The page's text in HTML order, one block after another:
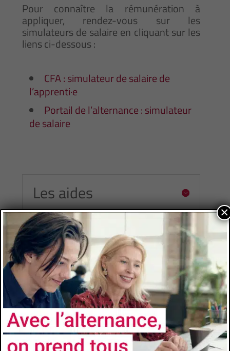
Pour connaître la rémunération à
appliquer, rendez-vous sur les
simulateurs de salaire en cliquant sur les
liens ci-dessous :
CFA : simulateur de salaire de
l’apprenti·e
Portail de l’alternance : simulateur
de salaire
Les aides
Les processus de
recrutement
×